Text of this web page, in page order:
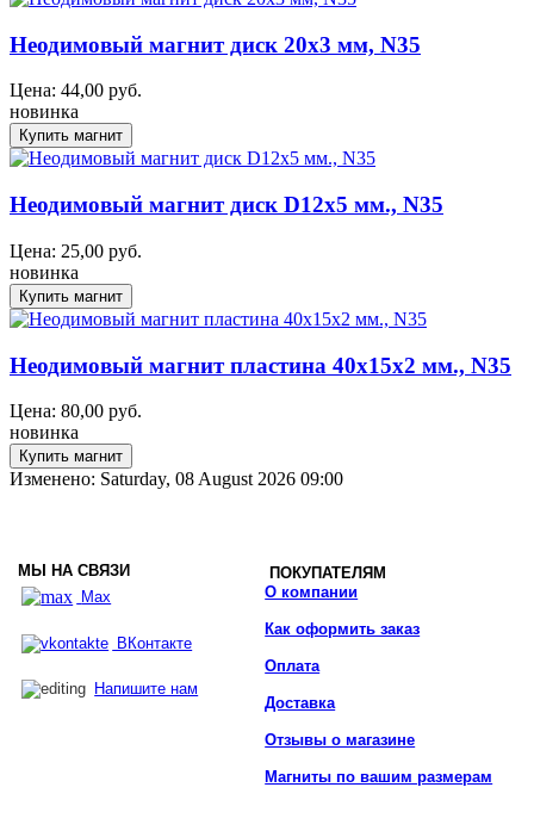
Неодимовый магнит диск 20х3 мм, N35
Цена: 44,00 руб.
новинка
Неодимовый магнит диск D12x5 мм., N35
Цена: 25,00 руб.
новинка
Неодимовый магнит пластина 40x15x2 мм., N35
Цена: 80,00 руб.
новинка
Изменено: Saturday, 08 August 2026 09:00
МЫ НА СВЯЗИ
ПОКУПАТЕЛЯМ
Max
ВКонтакте
Напишите нам
О компании
Как оформить заказ
Оплата
Доставка
Отзывы о магазине
Магниты по вашим размерам